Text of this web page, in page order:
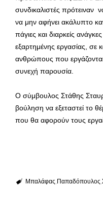
συνδικαλιστές πρότειναν
να μην αφήνει ακάλυπτο
πάγιες και διαρκείς
εξαρτημένης εργασίας, σε
ανθρώπους που
συνεχή παρουσία.
Ο σύμβουλος Στάθης
βούληση να εξεταστεί το
που θα αφορούν τους
Μπαλάφας Παπαδόπουλος